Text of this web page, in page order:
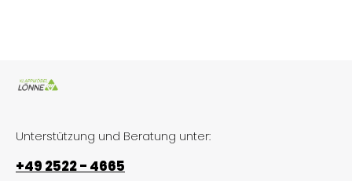
Unterstützung und Beratung unter:
+49 2522 - 4665